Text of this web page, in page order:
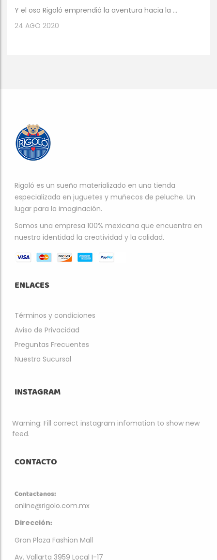
Y el oso Rigoló emprendió la aventura hacia la ...
24 AGO 2020
Rigoló es un sueño materializado en una tienda
especializada en juguetes y muñecos de peluche. Un
lugar para la imaginación.
Somos una empresa 100% mexicana que encuentra en
nuestra identidad la creatividad y la calidad.
ENLACES
Términos y condiciones
Aviso de Privacidad
Preguntas Frecuentes
Nuestra Sucursal
INSTAGRAM
Warning: Fill correct instagram infomation to show new
feed.
CONTACTO
Contactanos:
online@rigolo.com.mx
Dirección:
Gran Plaza Fashion Mall
Av. Vallarta 3959 Local I-17